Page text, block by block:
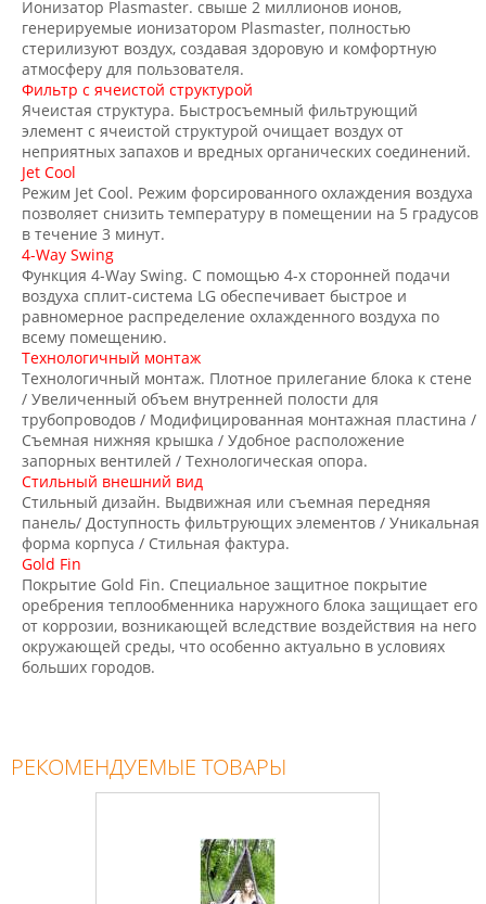
Ионизатор Plasmaster. свыше 2 миллионов ионов,
генерируемые ионизатором Plasmaster, полностью
стерилизуют воздух, создавая здоровую и комфортную
атмосферу для пользователя.
Фильтр с ячеистой структурой
Ячеистая структура. Быстросъемный фильтрующий
элемент с ячеистой структурой очищает воздух от
неприятных запахов и вредных органических соединений.
Jet Cool
Режим Jet Cool. Режим форсированного охлаждения воздуха
позволяет снизить температуру в помещении на 5 градусов
в течение 3 минут.
4-Way Swing
Функция 4-Way Swing. С помощью 4-х сторонней подачи
воздуха сплит-система LG обеспечивает быстрое и
равномерное распределение охлажденного воздуха по
всему помещению.
Технологичный монтаж
Технологичный монтаж. Плотное прилегание блока к стене
/ Увеличенный объем внутренней полости для
трубопроводов / Модифицированная монтажная пластина /
Съемная нижняя крышка / Удобное расположение
запорных вентилей / Технологическая опора.
Стильный внешний вид
Стильный дизайн. Выдвижная или съемная передняя
панель/ Доступность фильтрующих элементов / Уникальная
форма корпуса / Стильная фактура.
Gold Fin
Покрытие Gold Fin. Специальное защитное покрытие
оребрения теплообменника наружного блока защищает его
от коррозии, возникающей вследствие воздействия на него
окружающей среды, что особенно актуально в условиях
больших городов.
РЕКОМЕНДУЕМЫЕ ТОВАРЫ